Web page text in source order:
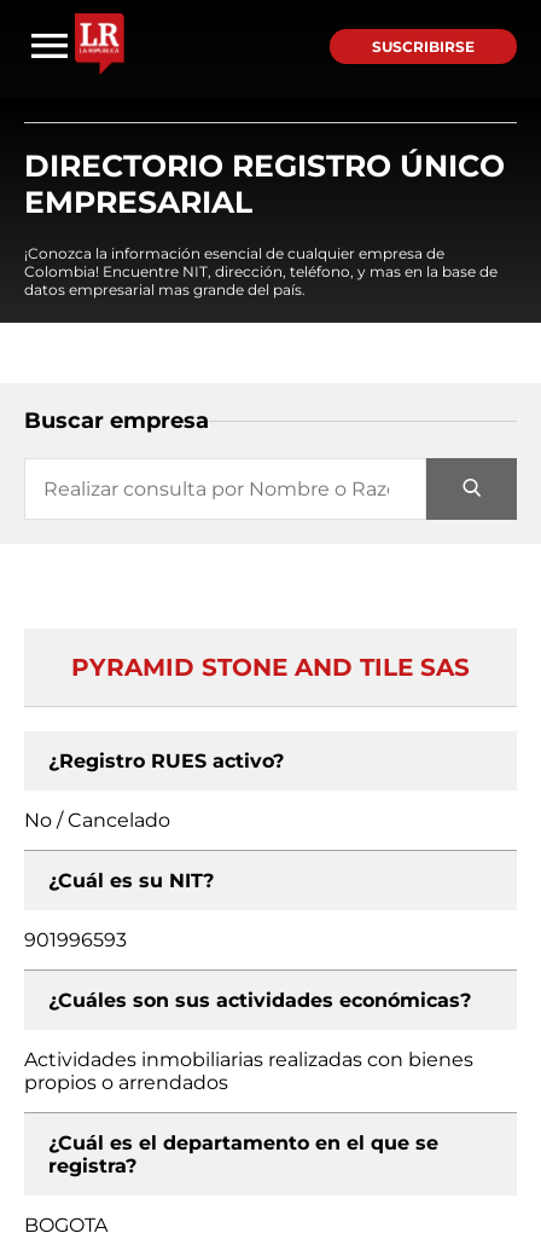
SUSCRIBIRSE
DIRECTORIO REGISTRO ÚNICO
EMPRESARIAL
¡Conozca la información esencial de cualquier empresa de
Colombia! Encuentre NIT, dirección, teléfono, y mas en la base de
datos empresarial mas grande del país.
Buscar empresa
PYRAMID STONE AND TILE SAS
¿Registro RUES activo?
No / Cancelado
¿Cuál es su NIT?
901996593
¿Cuáles son sus actividades económicas?
Actividades inmobiliarias realizadas con bienes
propios o arrendados
¿Cuál es el departamento en el que se
registra?
BOGOTA